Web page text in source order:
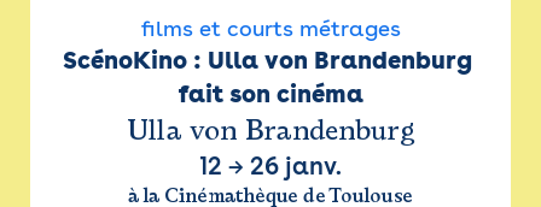
films et courts métrages
ScénoKino : Ulla von Brandenburg
fait son cinéma
Ulla von Brandenburg
12 → 26 janv.
à la Cinémathèque de Toulouse